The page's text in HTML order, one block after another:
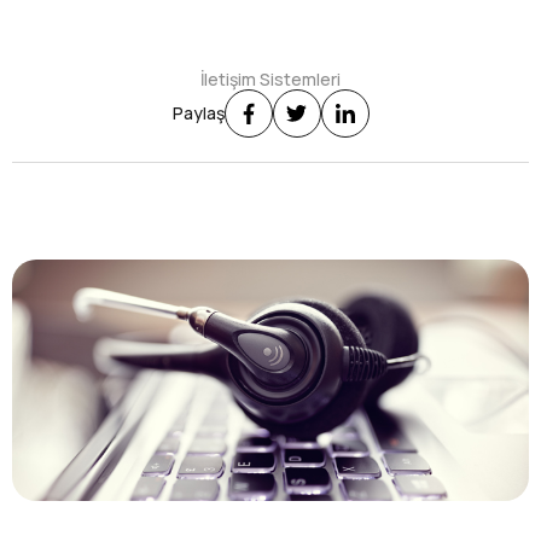
İletişim Sistemleri
Paylaş